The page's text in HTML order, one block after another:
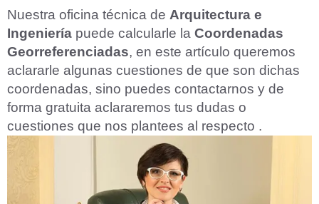
Nuestra oficina técnica de Arquitectura e
Ingeniería puede calcularle la Coordenadas
Georreferenciadas, en este artículo queremos
aclararle algunas cuestiones de que son dichas
coordenadas, sino puedes contactarnos y de
forma gratuita aclararemos tus dudas o
cuestiones que nos plantees al respecto .